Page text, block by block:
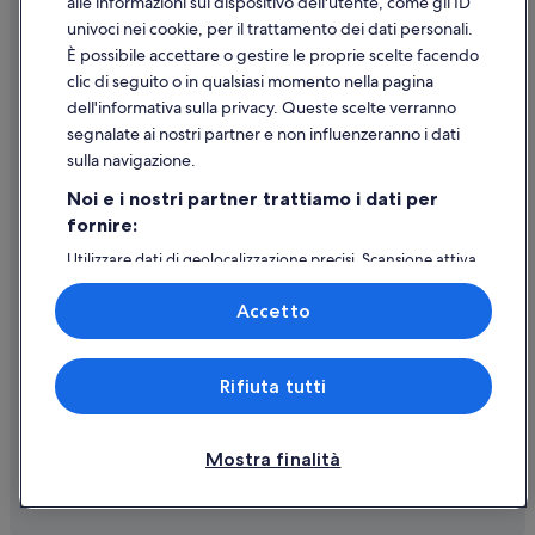
Assistenza clienti
Contattaci
Come cancellare un volo
Come modificare la prenotazione di un hotel o una casa vacanze
Utilizzare un coupon Expedia
Documenti per i viaggi internazionali
© 2026 Expedia, Inc., una società di Expedia Group. Tutti i diritti riservati.
Expedia e il logo di Expedia sono marchi registrati o marchi di Expedia,
univoci nei cookie, per il trattamento dei dati personali.
È possibile accettare o gestire le proprie scelte facendo
clic di seguito o in qualsiasi momento nella pagina
dell'informativa sulla privacy. Queste scelte verranno
segnalate ai nostri partner e non influenzeranno i dati
sulla navigazione.
Noi e i nostri partner trattiamo i dati per
fornire:
Utilizzare dati di geolocalizzazione precisi. Scansione attiva
delle caratteristiche del dispositivo ai fini
dell’identificazione. Archiviare informazioni su dispositivo
e/o accedervi. Pubblicità e contenuti personalizzati,
misurazione delle prestazioni dei contenuti e degli
annunci, ricerche sul pubblico, sviluppo di servizi.
Elenco dei partner (fornitori)
Mostra finalità
Rifiuta tutti
Accetto